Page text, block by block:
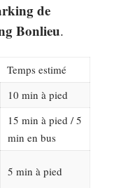
de
Bonlieu.
Temps estimé
10 min à pied
15 min à pied / 5
min en bus
5 min à pied